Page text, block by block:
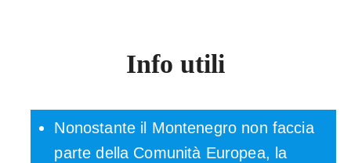
Info utili
Nonostante il Montenegro non faccia
parte della Comunità Europea, la